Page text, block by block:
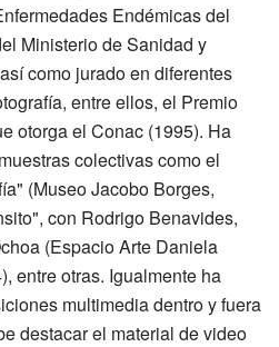
Endémicas del
Ministerio de Sanidad y
como jurado en diferentes
entre ellos, el Premio
otorga el Conac (1995). Ha
colectivas como el
(Museo Jacobo Borges,
con Rodrigo Benavides,
(Espacio Arte Daniela
entre otras. Igualmente ha
multimedia dentro y fuera
destacar el material de video